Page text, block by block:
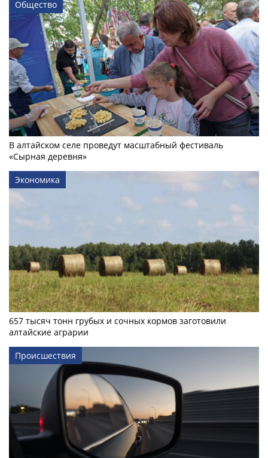
Общество
В алтайском селе проведут масштабный фестиваль
«Сырная деревня»
Экономика
657 тысяч тонн грубых и сочных кормов заготовили
алтайские аграрии
Происшествия